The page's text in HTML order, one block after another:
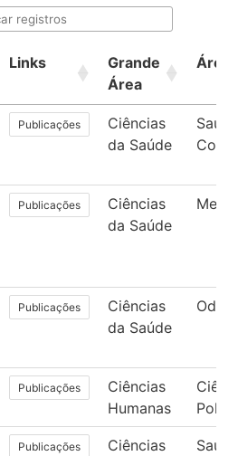
Links
Grande
Área
Área
Publicações
Ciências
da Saúde
Saúde
Publicações
Ciências
da Saúde
Publicações
Ciências
da Saúde
Publicações
Ciências
Humanas
Publicações
Ciências
Saúde